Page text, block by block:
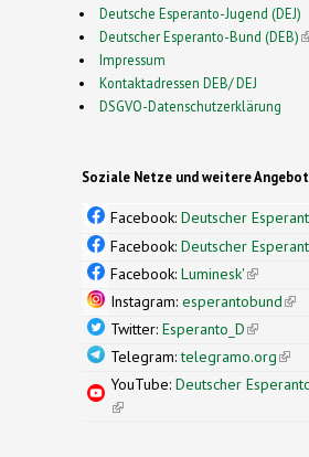
Deutsche Esperanto-Jugend (DEJ)
Deutscher Esperanto-Bund (DEB)
Impressum
Kontaktadressen DEB/ DEJ
DSGVO-Datenschutzerklärung
Soziale Netze und weitere
Facebook: Deutscher
Facebook: Deutscher
Facebook: Luminesk'(link is
Instagram: esperantobund
Twitter: Esperanto_D(link is
Telegram:telegramo.org(link
YouTube: Deutscher
(link is external)